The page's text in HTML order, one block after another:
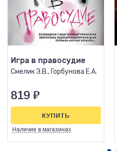
Игра в правосудие
Смелик Э.В., Горбунова Е.А.
819 ₽
Наличие в магазинах
КУПИТЬ